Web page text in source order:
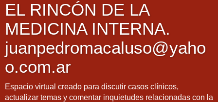
EL RINCÓN DE LA
MEDICINA INTERNA.
juanpedromacaluso@yaho
o.com.ar
Espacio virtual creado para discutir casos clínicos,
actualizar temas y comentar inquietudes relacionadas con la